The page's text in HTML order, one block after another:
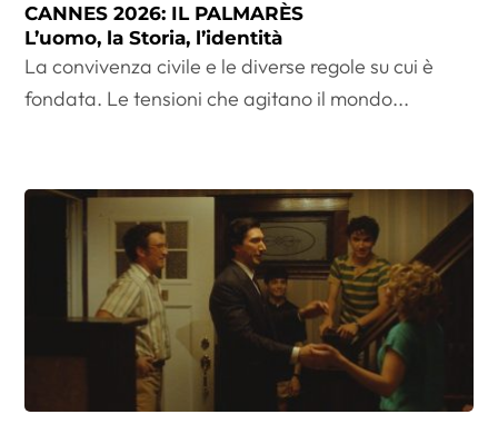
CANNES 2026: IL PALMARÈS
L’uomo, la Storia, l’identità
La convivenza civile e le diverse regole su cui è
fondata. Le tensioni che agitano il mondo...